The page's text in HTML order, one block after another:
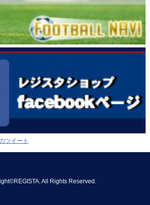
ツイート
All Rights Reserved.